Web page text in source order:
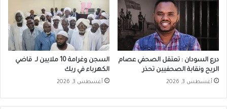
درع السودان : تعتقل الصحفي عصام
الريح ونقابة الصحفيين تحذر
أغسطس 3, 2026
السجن وغرامة 10 ملايين لـ قاضي
الكهرباء في ربك
أغسطس 3, 2026